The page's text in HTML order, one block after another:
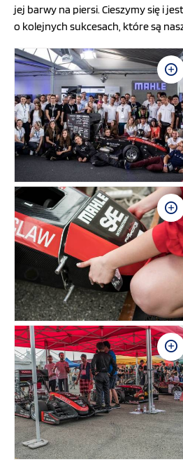
jej barwy na piersi. Cieszymy się i
o kolejnych sukcesach, które są